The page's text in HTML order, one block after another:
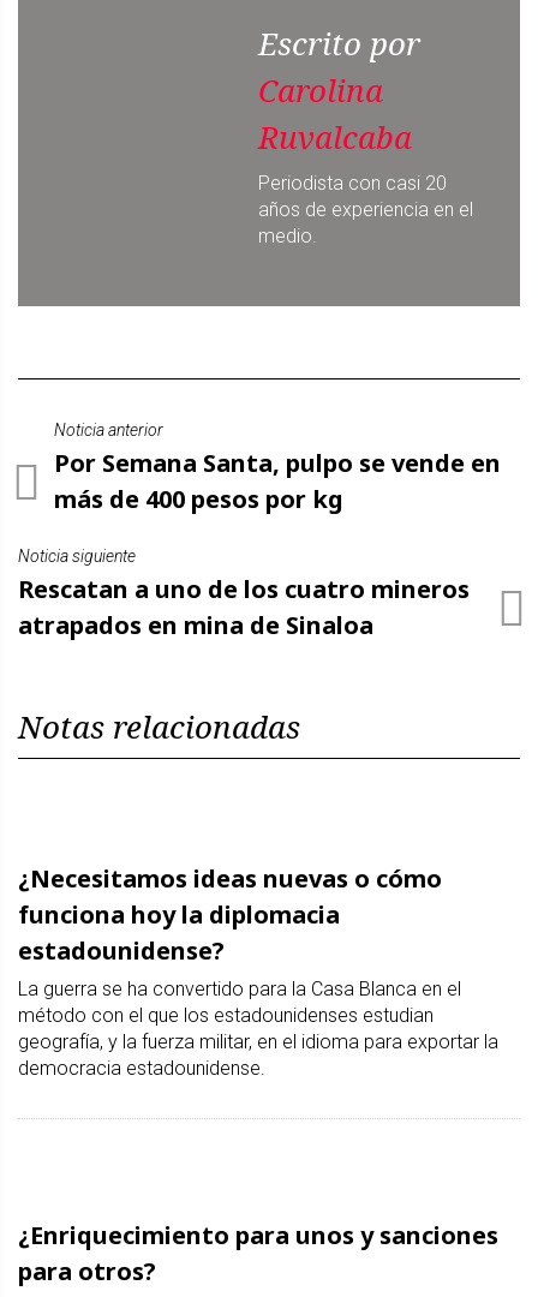
Escrito por
Carolina
Ruvalcaba
Periodista con casi 20
años de experiencia en el
medio.
Noticia anterior
Por Semana Santa, pulpo se vende en
más de 400 pesos por kg
Noticia siguiente
Rescatan a uno de los cuatro mineros
atrapados en mina de Sinaloa
Notas relacionadas
¿Necesitamos ideas nuevas o cómo
funciona hoy la diplomacia
estadounidense?
La guerra se ha convertido para la Casa Blanca en el
método con el que los estadounidenses estudian
geografía, y la fuerza militar, en el idioma para exportar la
democracia estadounidense.
¿Enriquecimiento para unos y sanciones
para otros?